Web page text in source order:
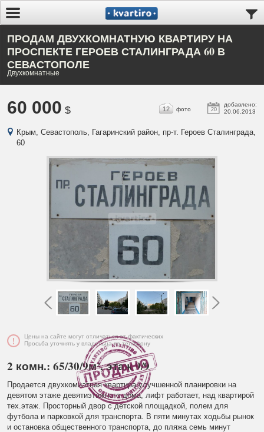
ПРОДАМ ДВУХКОМНАТНУЮ КВАРТИРУ НА
ПРОСПЕКТЕ ГЕРОЕВ СТАЛИНГРАДА 60 В
СЕВАСТОПОЛЕ
Двухкомнатные
60 000 $ 20
добавлено:
20.06.2013
12 фото
Крым, Севастополь, Гагаринский район, пр-т. Героев Сталинграда,
60
Цены на сайте могут отличаться от фактических
Просьба уточнять у владельца по телефону
2 комн.: 65/30/9м², этаж 9/9
Продается двухкомнатная квартира улучшенной планировки на
девятом этаже девятиэтажного дома, лифт работает, над квартирой
тех.этаж. Просторный двор с детской площадкой, полем для
футбола и парковкой для транспорта. В пяти минутах ходьбы рынок
и остановка общественного транспорта, до пляжа семь минут